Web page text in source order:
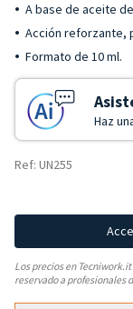
A base de aceite
Acción reforzante,
Formato de 10 ml.
Haz
Ref: UN255
Los precios en
reservado a profesionales